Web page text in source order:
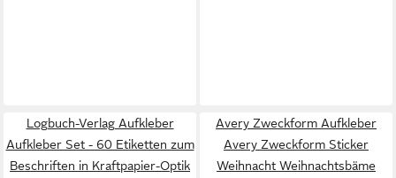
Logbuch-Verlag Aufkleber
Aufkleber Set - 60 Etiketten zum
Beschriften in Kraftpapier-Optik
Avery Zweckform Aufkleber
Avery Zweckform Sticker
Weihnacht Weihnachtsbäme